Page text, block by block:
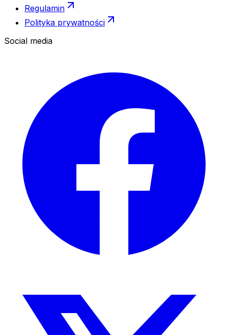
Regulamin
Polityka prywatności
Social media